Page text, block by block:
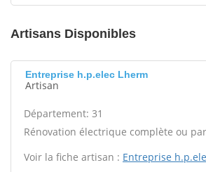
Artisans Disponibles
Entreprise h.p.elec Lherm
Artisan
Département: 31
Rénovation électrique complète ou
Voir la fiche artisan : Entreprise